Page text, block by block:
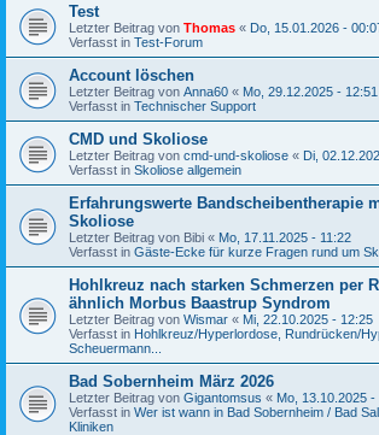
Test
Letzter Beitrag von Thomas « Do, 15.01.2026 -
Verfasst in Test-Forum
Account löschen
Letzter Beitrag von Anna60 « Mo, 29.12.2025 - 12:51
Verfasst in Technischer Support
CMD und Skoliose
Letzter Beitrag von cmd-und-skoliose « Di,
Verfasst in Skoliose allgemein
Erfahrungswerte Bandscheibentherapie
Skoliose
Letzter Beitrag von Bibi « Mo, 17.11.2025 - 11:22
Verfasst in Gäste-Ecke für kurze Fragen rund um
Hohlkreuz nach starken Schmerzen per
ähnlich Morbus Baastrup Syndrom
Letzter Beitrag von Wismar « Mi, 22.10.2025 - 12:25
Verfasst in Hohlkreuz/Hyperlordose, Rundrücken/
Scheuermann...
Bad Sobernheim März 2026
Letzter Beitrag von Gigantomsus « Mo, 13.10.2025 -
Verfasst in Wer ist wann in Bad Sobernheim / Bad
Kliniken